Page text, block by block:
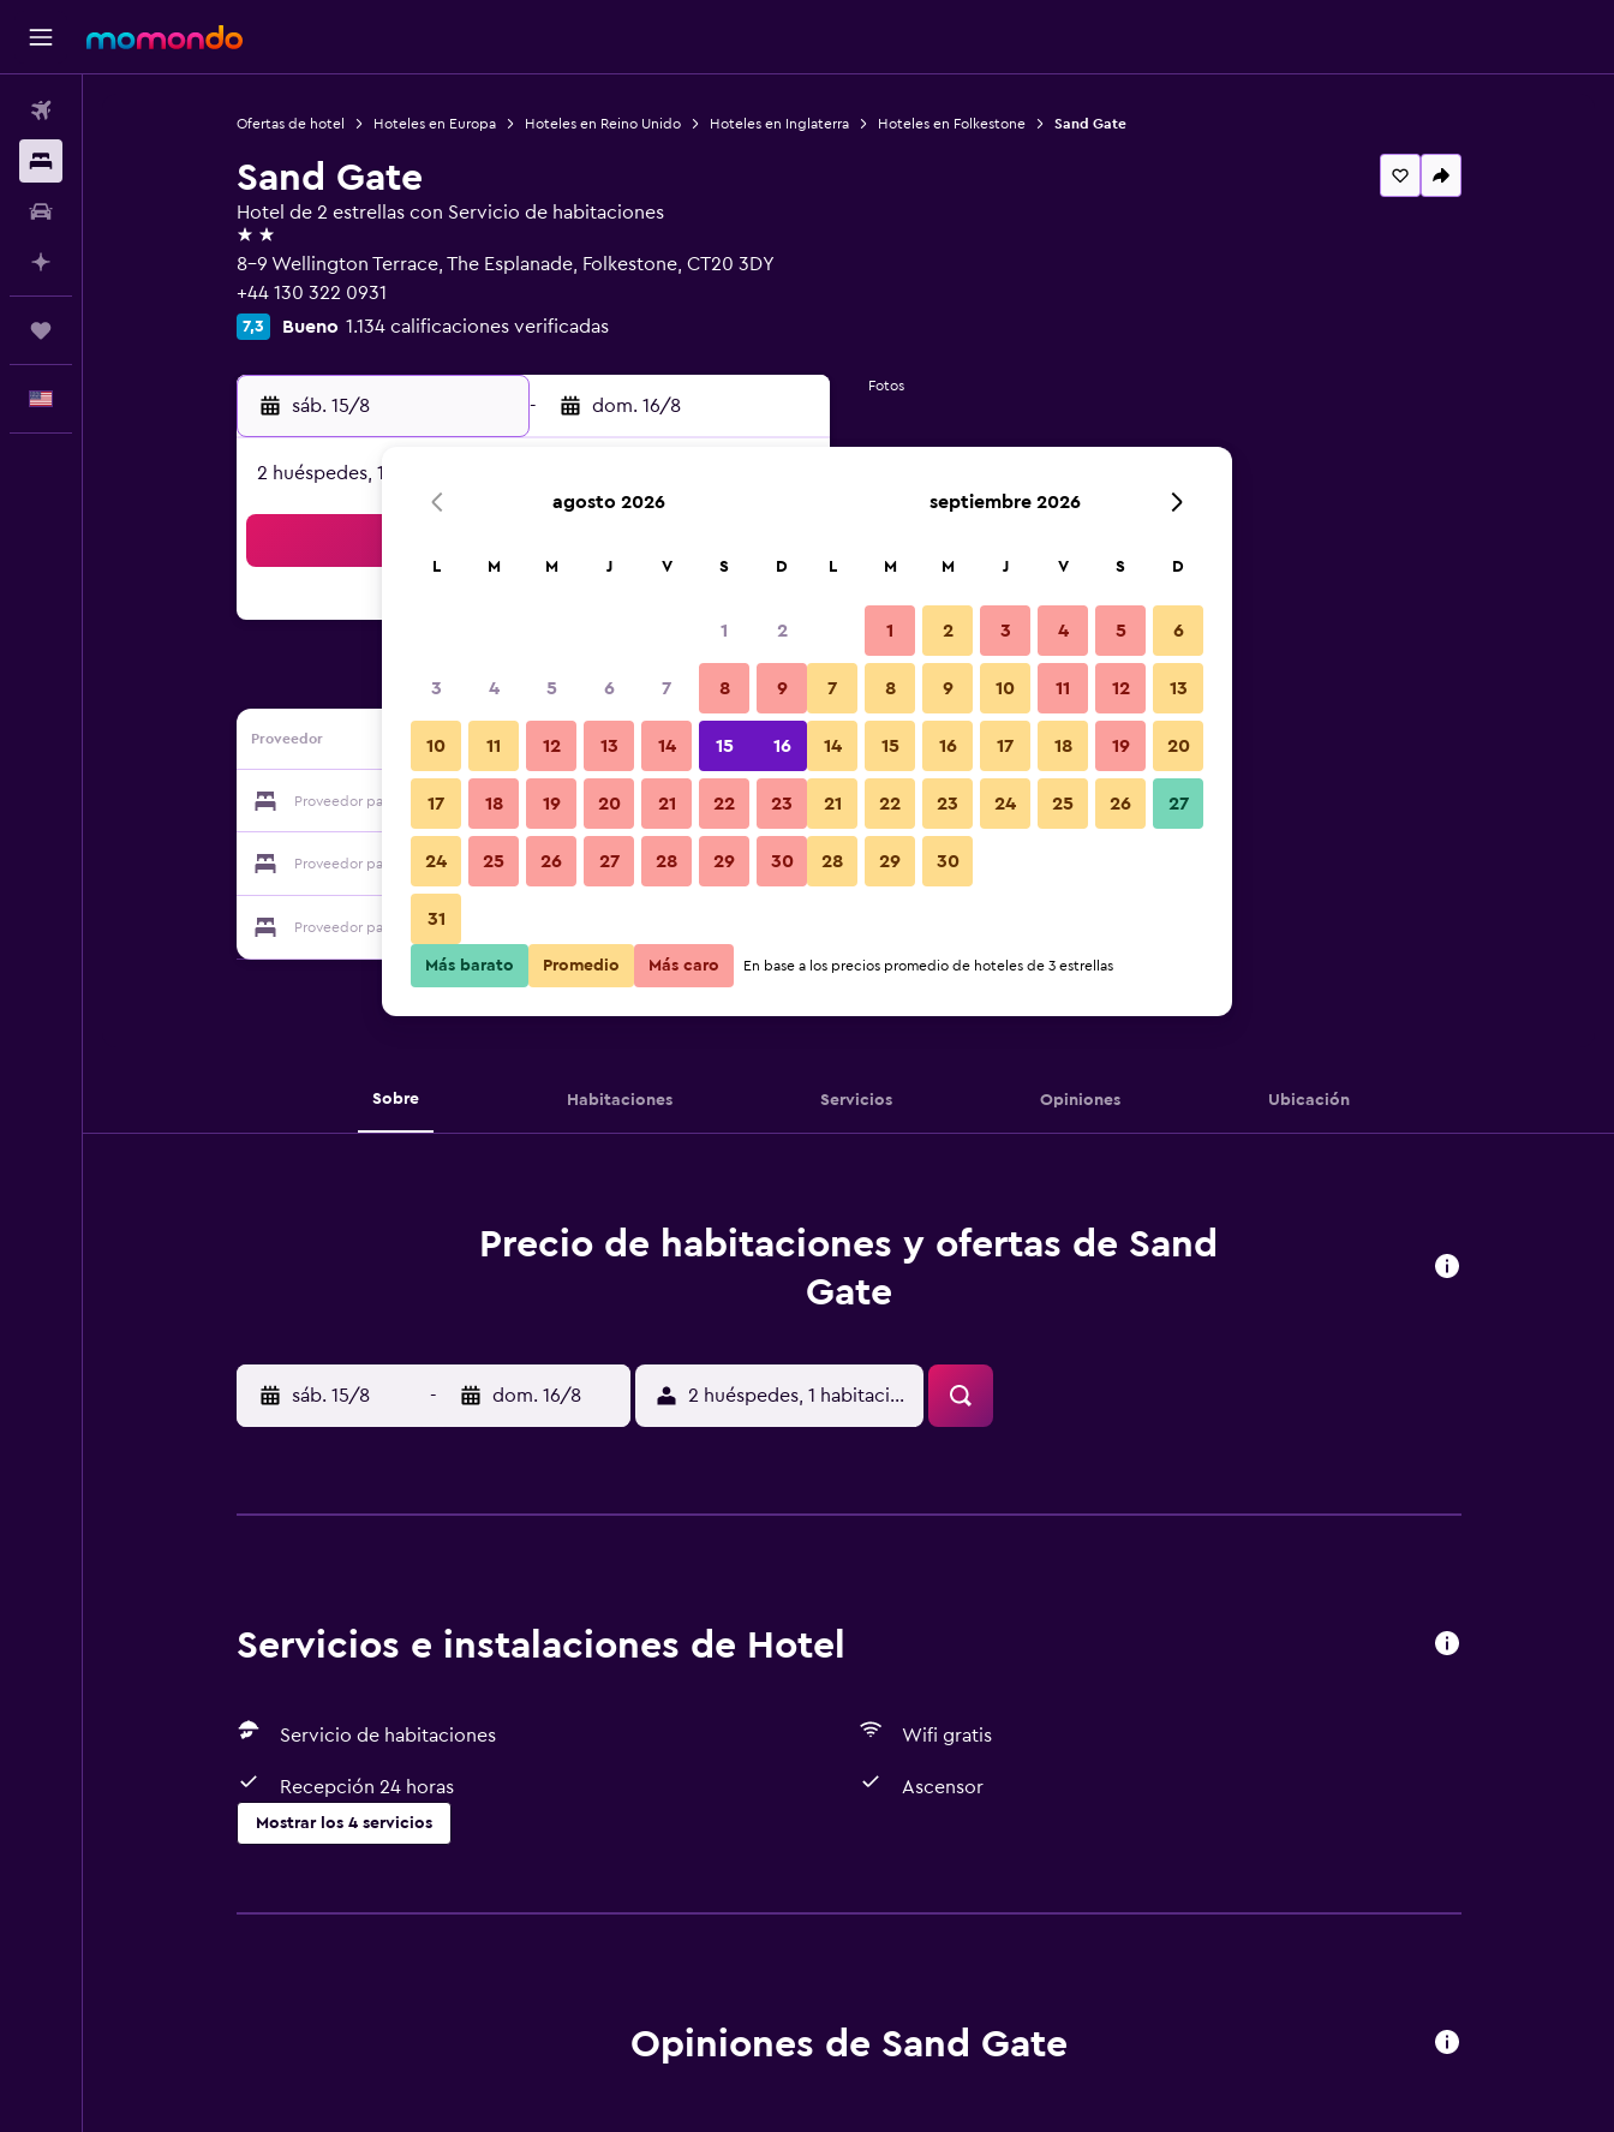
Ofertas de hotel Hoteles en Europa Hoteles en Reino Unido Hoteles en Inglaterra Hoteles en Folkestone Sand Gate
Sand Gate
Hotel de 2 estrellas con Servicio de habitaciones
2 estrellas
8-9 Wellington Terrace, The Esplanade, Folkestone, CT20 3DY
+44 130 322 0931
7,3 Bueno 1.134 calificaciones verificadas
sáb. 15/8 - dom. 16/8
2 huéspedes, 1 habitación
Proveedor
Proveedor para Sand Gate Ver precios
Proveedor para Sand Gate Ver precios
Proveedor para Sand Gate
Fotos
Sobre Habitaciones Servicios Opiniones Ubicación
Precio de habitaciones y ofertas de Sand
Gate
sáb. 15/8 - dom. 16/8 2 huéspedes, 1 habitación
Servicios e instalaciones de Hotel
Servicio de habitaciones Wifi gratis
Recepción 24 horas Ascensor
Mostrar los 4 servicios
Servicio de habitaciones
Ascensor
Opiniones de Sand Gate
agosto 2026
L M M J V S D
1 2
3 4 5 6 7 8 9
10 11 12 13 14 15 16
17 18 19 20 21 22 23
24 25 26 27 28 29 30
31
septiembre 2026
L M M J V S D
1 2 3 4 5 6
7 8 9 10 11 12 13
14 15 16 17 18 19 20
21 22 23 24 25 26 27
28 29 30
Más barato Promedio Más caro En base a los precios promedio de hoteles de 3 estrellas